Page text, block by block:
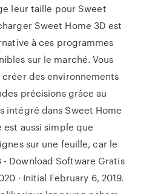
leur taille pour Sweet
Sweet Home 3D est
à ces programmes
sur le marché. Vous
des environnements
précisions grâce au
intégré dans Sweet Home
aussi simple que
sur une feuille, car le
- Download Software Gratis
· Initial February 6, 2019.